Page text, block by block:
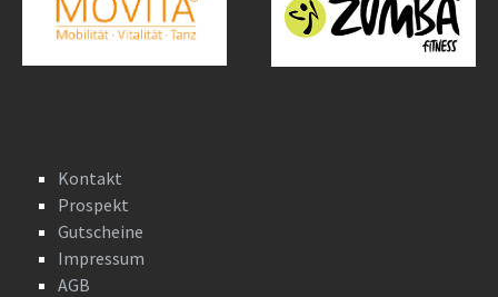
Kontakt
Prospekt
Gutscheine
Impressum
AGB